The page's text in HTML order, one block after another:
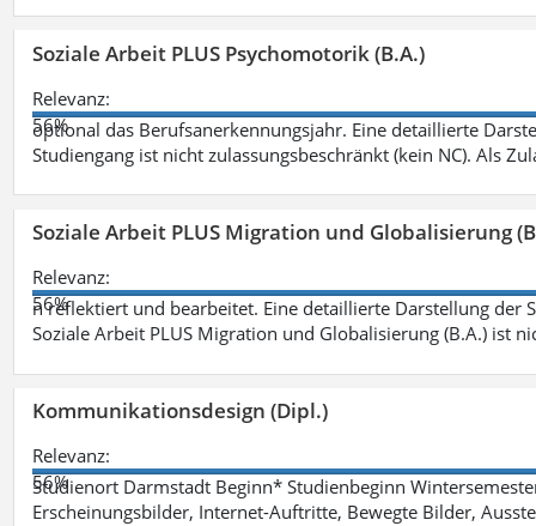
Soziale Arbeit PLUS Psychomotorik (B.A.)
Relevanz:
56%
optional das Berufsanerkennungsjahr. Eine detaillierte
Studiengang ist nicht zulassungsbeschränkt (kein NC). Als
Soziale Arbeit PLUS Migration und Globalisierung
Relevanz:
56%
n reflektiert und bearbeitet. Eine detaillierte Darstellung der
Soziale Arbeit PLUS Migration und Globalisierung (B.A.) ist
Kommunikationsdesign (Dipl.)
Relevanz:
56%
Studienort Darmstadt Beginn* Studienbeginn
Erscheinungsbilder, Internet-Auftritte, Bewegte Bilder,